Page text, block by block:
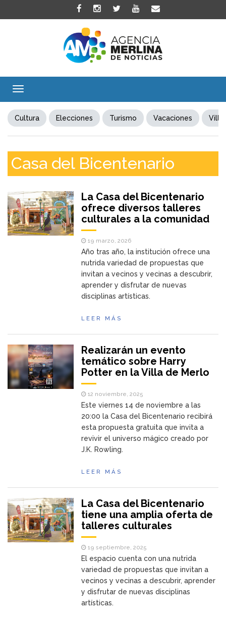
Toggle
Cultura Elecciones Turismo Vacaciones Villa
Casa del Bicentenario
La Casa del Bicentenario
ofrece diversos talleres
culturales a la comunidad
19 marzo, 2026
Año tras año, la institución ofrece una
nutrida variedad de propuestas que
invitan a vecinos y vecinas a descubrir,
aprender y disfrutar de nuevas
disciplinas artísticas.
LEER MÁS
Realizarán un evento
temático sobre Harry
Potter en la Villa de Merlo
12 noviembre, 2025
Este viernes 14 de noviembre a las
20:00 la Casa del Bicentenario recibirá
esta propuesta gratuita que invita a
revivir el universo mágico creado por
J.K. Rowling.
LEER MÁS
La Casa del Bicentenario
tiene una amplia oferta de
talleres culturales
19 septiembre, 2025
El espacio cuenta con una nutrida
variedad de propuestas que invitan a
vecinos y vecinas a descubrir, aprender
y disfrutar de nuevas disciplinas
artísticas.